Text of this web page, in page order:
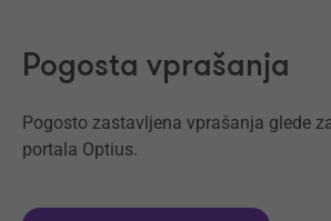
Pogosta vprašanja
Pogosto zastavljena vprašanja glede
portala Optius.